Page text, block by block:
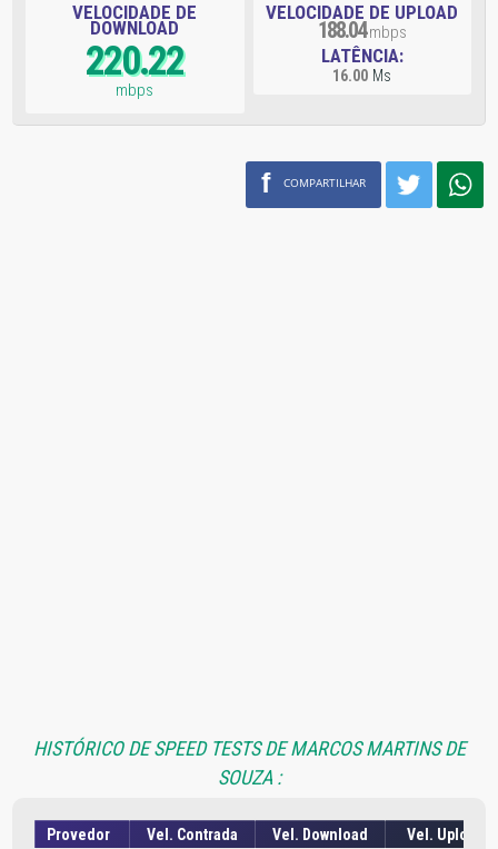
VELOCIDADE DE
DOWNLOAD
220.22
mbps
VELOCIDADE DE UPLOAD
188.04mbps
LATÊNCIA:
16.00 Ms
f COMPARTILHAR
HISTÓRICO DE SPEED TESTS DE MARCOS MARTINS DE
SOUZA :
Provedor Vel. Contrada Vel. Download Vel. Upload